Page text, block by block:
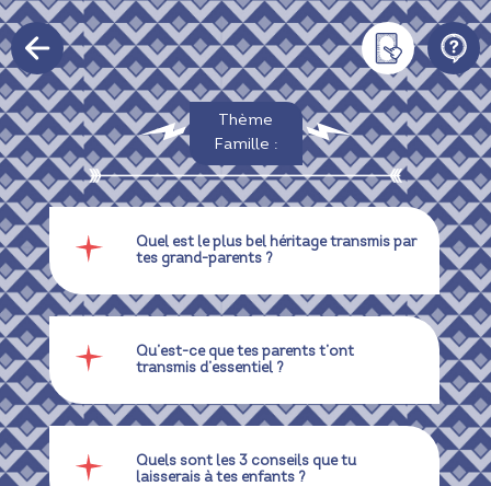
Thème
Famille :
Quel est le plus bel héritage transmis par
tes grand-parents ?
Qu’est-ce que tes parents t’ont
transmis d’essentiel ?
Quels sont les 3 conseils que tu
laisserais à tes enfants ?